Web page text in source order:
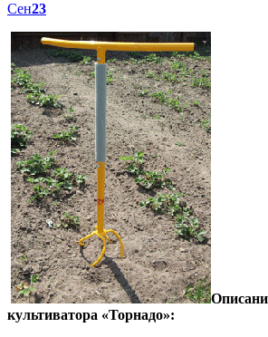
Сен23
культиватора «Торнадо»: